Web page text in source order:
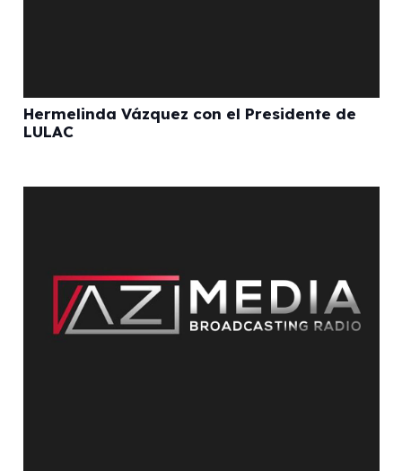
Hermelinda Vázquez con el Presidente de
LULAC